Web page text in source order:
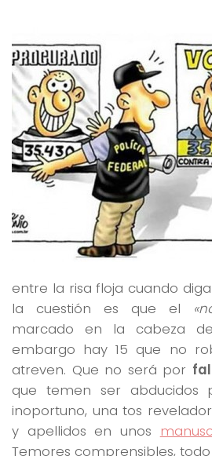
entre la risa floja cuando
la cuestión es que el
marcado en la cabeza
embargo hay 15 que no
atreven. Que no será por
que temen ser abducidos
inoportuno, una tos
y apellidos en unos
Temores comprensibles,